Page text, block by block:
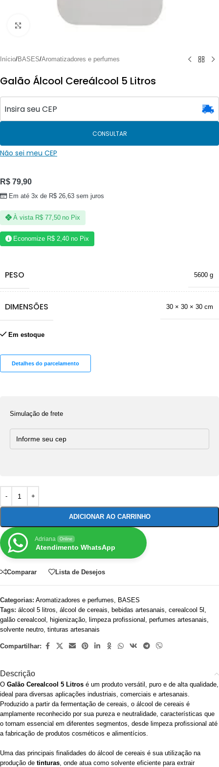
Clique para ampliar
Início/BASES/Aromatizadores e perfumes
Galão Álcool Cereálcool 5 Litros
CONSULTAR
Não sei meu CEP
R$ 79,90
Em até 3x de R$ 26,63 sem juros
À vista R$77,50 no Pix
Economize R$ 2,40 no Pix
PESO 5600 g
DIMENSÕES 30 × 30 × 30 cm
Em estoque
Detalhes do parcelamento
Simulação de frete
ADICIONAR AO CARRINHO
Adriana Online
Atendimento WhatsApp
Comparar Lista de Desejos
Categorias: Aromatizadores e perfumes, BASES
Tags: álcool 5 litros, álcool de cereais, bebidas artesanais, cerealcool 5l ,
galão cerealcool , higienização, limpeza profissional , perfumes artesanais,
solvente neutro, tinturas artesanais
Compartilhar:
Descrição
O Galão Cerealcool 5 Litros é um produto versátil, puro e de alta qualidade,
ideal para diversas aplicações industriais, comerciais e artesanais.
Produzido a partir da fermentação de cereais, o álcool de cereais é
amplamente reconhecido por sua pureza e neutralidade, características que
o tornam essencial em diferentes segmentos, desde limpeza profissional até
a fabricação de produtos cosméticos e alimentícios.
Uma das principais finalidades do álcool de cereais é sua utilização na
produção de tinturas, onde atua como solvente eficiente para extrair